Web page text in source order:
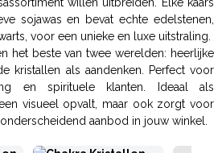
sojawas en bevat echte edelstenen,
voor een unieke en luxe uitstraling.
het beste van twee werelden: heerlijke
kristallen als aandenken. Perfect voor
en spirituele klanten. Ideaal als
visueel opvalt, maar ook zorgt voor
aanbod in jouw winkel.